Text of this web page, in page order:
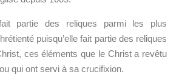
fait partie des reliques parmi les plus
puisqu’elle fait partie des reliques
ces éléments que le Christ a revêtu
qui ont servi à sa crucifixion.